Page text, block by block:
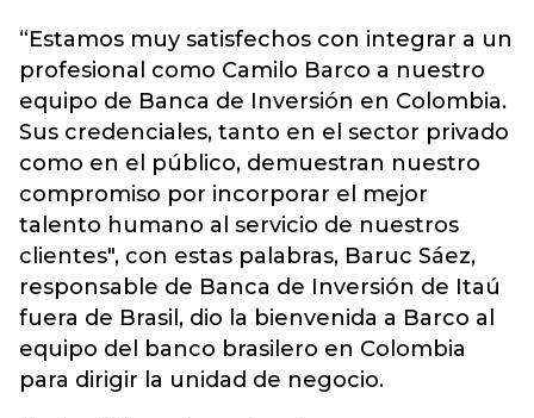
“Estamos muy satisfechos con integrar a un
profesional como Camilo Barco a nuestro
equipo de Banca de Inversión en Colombia.
Sus credenciales, tanto en el sector privado
como en el público, demuestran nuestro
compromiso por incorporar el mejor
talento humano al servicio de nuestros
clientes", con estas palabras, Baruc Sáez,
responsable de Banca de Inversión de Itaú
fuera de Brasil, dio la bienvenida a Barco al
equipo del banco brasilero en Colombia
para dirigir la unidad de negocio.